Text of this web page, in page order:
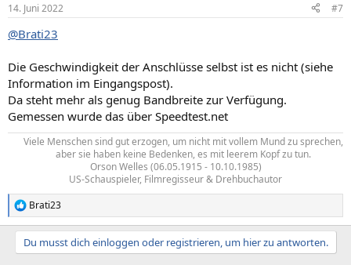
14. Juni 2022 #7
@Brati23
Die Geschwindigkeit der Anschlüsse selbst ist es nicht (siehe
Information im Eingangspost).
Da steht mehr als genug Bandbreite zur Verfügung.
Gemessen wurde das über Speedtest.net
Viele Menschen sind gut erzogen, um nicht mit vollem Mund zu sprechen,
aber sie haben keine Bedenken, es mit leerem Kopf zu tun.​
Orson Welles (06.05.1915 - 10.10.1985)
US-Schauspieler, Filmregisseur & Drehbuchautor​
R
e
a
Brati23
Du musst dich einloggen oder registrieren, um hier zu antworten.